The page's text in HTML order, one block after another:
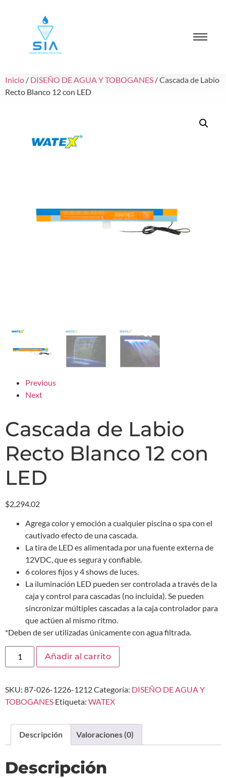
Inicio / DISEÑO DE AGUA Y TOBOGANES / Cascada de Labio
Recto Blanco 12 con LED
Previous
Next
Cascada de Labio
Recto Blanco 12 con
LED
$2,294.02
Agrega color y emoción a cualquier piscina o spa con el
cautivado efecto de una cascada.
La tira de LED es alimentada por una fuente externa de
12VDC, que es segura y confiable.
6 colores fijos y 4 shows de luces.
La iluminación LED pueden ser controlada a través de la
caja y control para cascadas (no incluida). Se pueden
sincronizar múltiples cascadas a la caja controlador para
que actúen al mismo ritmo.
*Deben de ser utilizadas únicamente con agua filtrada.
Añadir al carrito
SKU: 87-026-1226-1212Categoría: DISEÑO DE AGUA Y
TOBOGANES Etiqueta: WATEX
Descripción Valoraciones (0)
Descripción